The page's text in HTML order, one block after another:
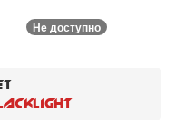
Не доступно